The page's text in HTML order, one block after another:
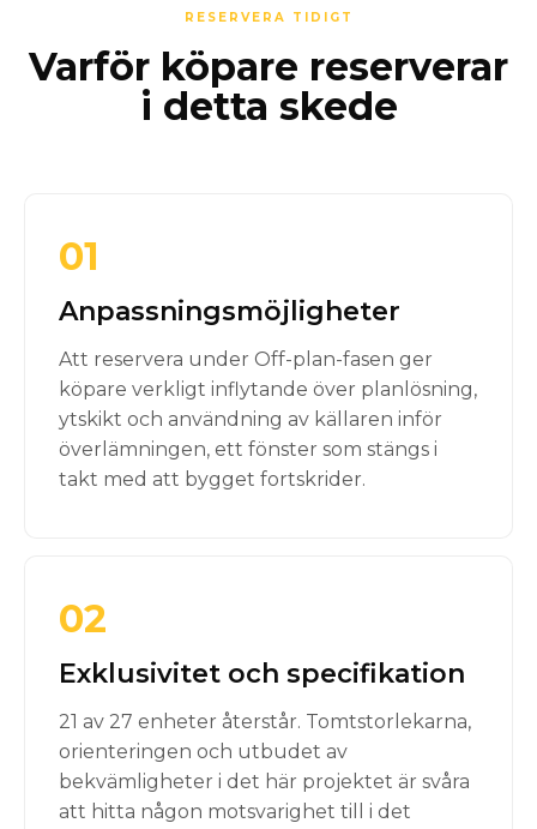
RESERVERA TIDIGT
Varför köpare reserverar
i detta skede
01
Anpassningsmöjligheter
Att reservera under Off-plan-fasen ger
köpare verkligt inflytande över planlösning,
ytskikt och användning av källaren inför
överlämningen, ett fönster som stängs i
takt med att bygget fortskrider.
02
Exklusivitet och specifikation
21 av 27 enheter återstår. Tomtstorlekarna,
orienteringen och utbudet av
bekvämligheter i det här projektet är svåra
att hitta någon motsvarighet till i det